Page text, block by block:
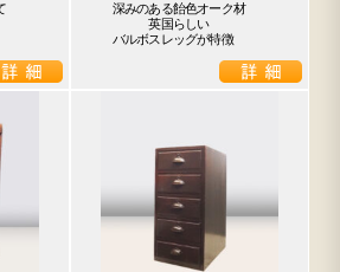
深みのある飴色オーク材
英国らしい
バルボスレッグが特徴